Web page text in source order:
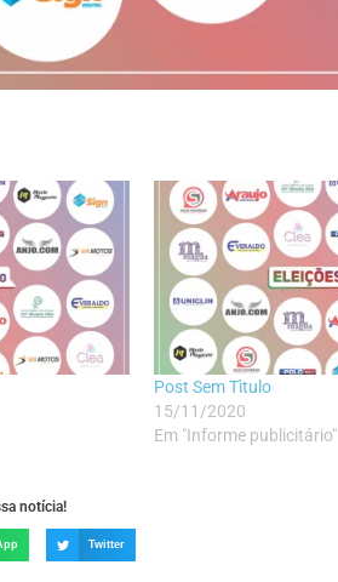
Post Sem Tìtulo
15/11/2020
Em "Informe publicitário"
notícia!
Twitter